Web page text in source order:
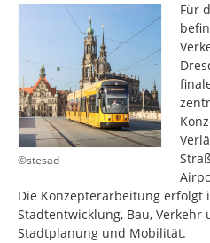
©stesad
Für
Die Konzepterarbeitung erfolgt
Stadtentwicklung, Bau,
Stadtplanung und Mobilität.